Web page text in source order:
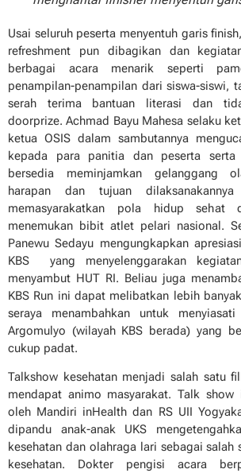
Usai seluruh peserta menyentuh garis
refreshment pun dibagikan dan
berbagai acara menarik seperti
penampilan-penampilan dari siswa-siswi,
serah terima bantuan literasi dan
doorprize. Achmad Bayu Mahesa selaku
ketua OSIS dalam sambutannya
kepada para panitia dan peserta serta
bersedia meminjamkan gelanggang
harapan dan tujuan
memasyarakatkan pola hidup sehat
menemukan bibit atlet pelari nasional.
Panewu Sedayu mengungkapkan
KBS yang menyelenggarakan
menyambut HUT RI. Beliau juga
KBS Run ini dapat melibatkan lebih
seraya menambahkan untuk
Argomulyo (wilayah KBS berada) yang
cukup padat.
Talkshow kesehatan menjadi salah satu
mendapat animo masyarakat. Talk
oleh Mandiri inHealth dan RS UII
dipandu anak-anak UKS
kesehatan dan olahraga lari sebagai salah
kesehatan. Dokter pengisi acara